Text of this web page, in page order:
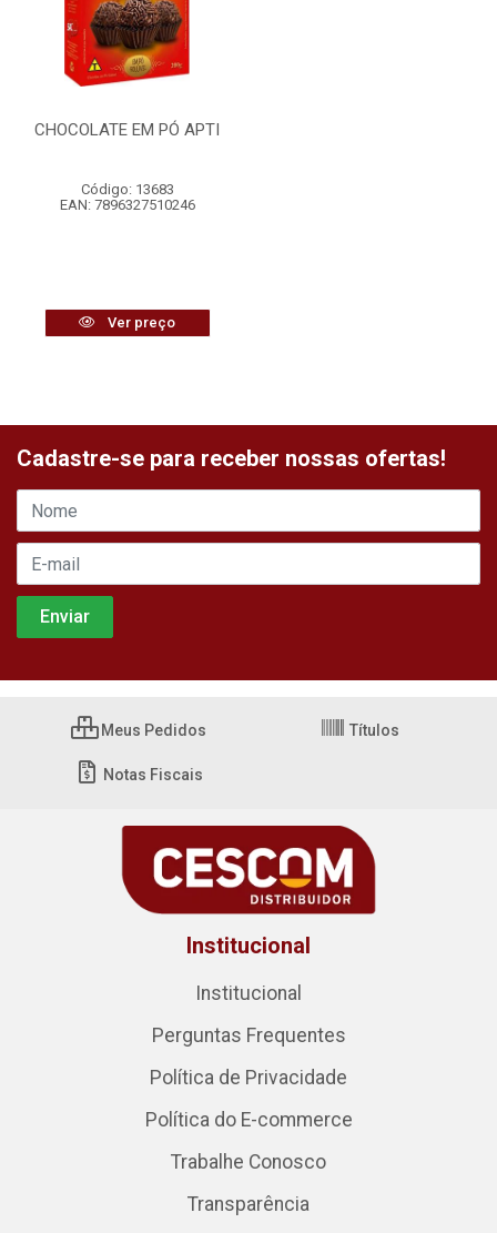
CHOCOLATE EM PÓ APTI
Código: 13683
EAN: 7896327510246
Ver preço
Cadastre-se para receber nossas ofertas!
Meus Pedidos Títulos
Notas Fiscais
Institucional
Institucional
Perguntas Frequentes
Política de Privacidade
Política do E-commerce
Trabalhe Conosco
Transparência